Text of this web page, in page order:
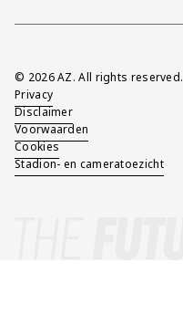
Overig
© 2026 AZ. All rights reserved.
Privacy
Disclaimer
Voorwaarden
Cookies
Stadion- en cameratoezicht